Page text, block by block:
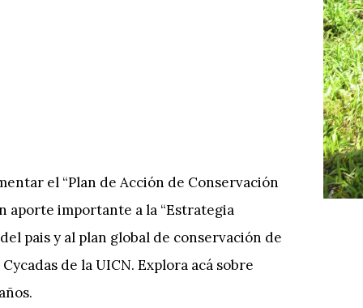
el “Plan de Acción de Conservación
aporte importante a la “Estrategia
pais y al plan global de conservación de
de la UICN. Explora acá sobre